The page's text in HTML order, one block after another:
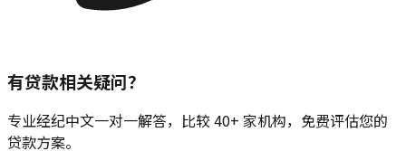
有贷款相关疑问？
专业经纪中文一对一解答，比较 40+ 家机构，免费评估您的
贷款方案。